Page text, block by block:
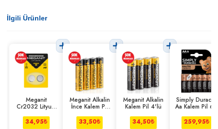
İlgili Ürünler
Meganit
Cr2032 Lityum
34,95₺
Meganit Alkalin
İnce Kalem Pil
33,50₺
Meganit Alkalin
Kalem Pil 4'lü
34,50₺
Simply Duracell
Aa Kalem Pil 6'lı
259,95₺